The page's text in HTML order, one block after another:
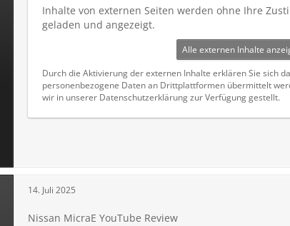
Inhalte von externen Seiten werden ohne Ihre
geladen und angezeigt.
Alle externen Inhalte
Durch die Aktivierung der externen Inhalte erklären Sie sich
personenbezogene Daten an Drittplattformen übermittelt
wir in unserer Datenschutzerklärung zur Verfügung gestellt.
14. Juli 2025
Nissan MicraE YouTube Review